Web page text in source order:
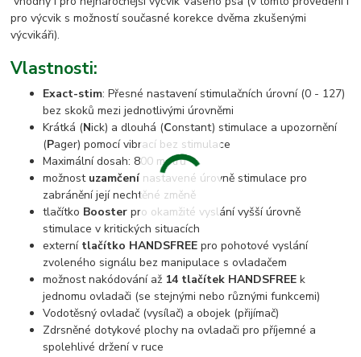
pro výcvik s možností současné korekce dvěma zkušenými
výcvikáři).
Vlastnosti:
Exact-stim: Přesné nastavení stimulačních úrovní (0 - 127)
bez skoků mezi jednotlivými úrovněmi
Krátká (Nick) a dlouhá (Constant) stimulace a upozornění
(Pager) pomocí vibrací bez stimulace
Maximální dosah: 800 metrů
možnost uzamčenínastavené úrovně stimulace pro
zabránění její nechtěné změně
tlačítko Booster pro okamžité vyslání vyšší úrovně
stimulace v kritických situacích
externí tlačítko HANDSFREE pro pohotové vyslání
zvoleného signálu bez manipulace s ovladačem
možnost nakódování až 14 tlačítek HANDSFREE k
jednomu ovladači (se stejnými nebo různými funkcemi)
Vodotěsný ovladač (vysílač) a obojek (přijímač)
Zdrsněné dotykové plochy na ovladači pro příjemné a
spolehlivé držení v ruce